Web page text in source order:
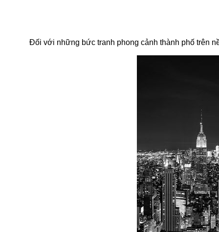
Đối với những bức tranh phong cảnh thành phố trên